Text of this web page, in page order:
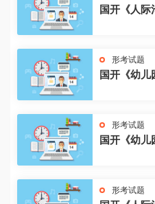
国开《人际
形考试题
国开《幼
形考试题
国开《幼
形考试题